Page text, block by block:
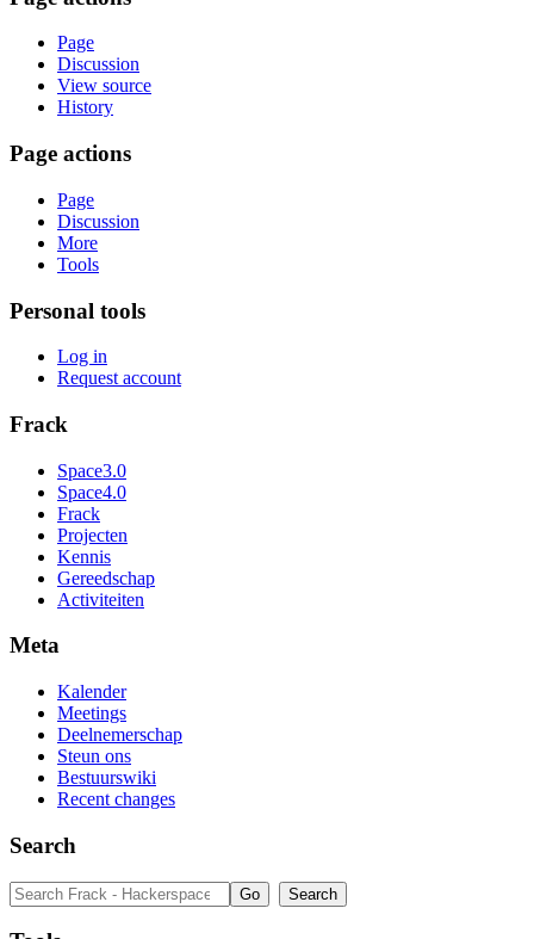
Page
Discussion
View source
History
Page actions
Page
Discussion
More
Tools
Personal tools
Log in
Request account
Frack
Space3.0
Space4.0
Frack
Projecten
Kennis
Gereedschap
Activiteiten
Meta
Kalender
Meetings
Deelnemerschap
Steun ons
Bestuurswiki
Recent changes
Search